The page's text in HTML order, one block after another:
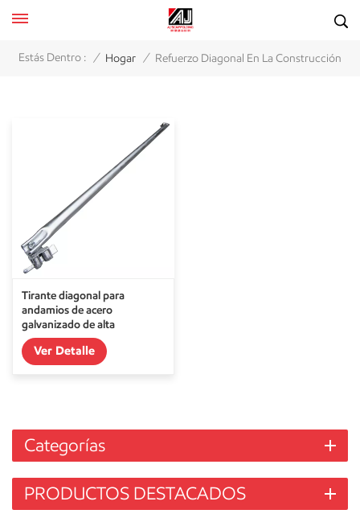
Estás Dentro : / Hogar / Refuerzo Diagonal En La Construcción
Tirante diagonal para
andamios de acero
galvanizado de alta
resistencia
Ver Detalle
Categorías
PRODUCTOS DESTACADOS